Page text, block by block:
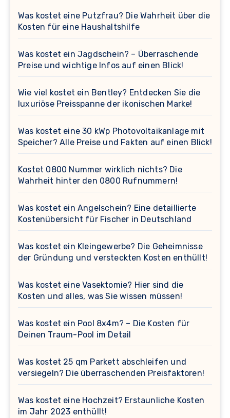
Was kostet eine Putzfrau? Die Wahrheit über die
Kosten für eine Haushaltshilfe
Was kostet ein Jagdschein? – Überraschende
Preise und wichtige Infos auf einen Blick!
Wie viel kostet ein Bentley? Entdecken Sie die
luxuriöse Preisspanne der ikonischen Marke!
Was kostet eine 30 kWp Photovoltaikanlage mit
Speicher? Alle Preise und Fakten auf einen Blick!
Kostet 0800 Nummer wirklich nichts? Die
Wahrheit hinter den 0800 Rufnummern!
Was kostet ein Angelschein? Eine detaillierte
Kostenübersicht für Fischer in Deutschland
Was kostet ein Kleingewerbe? Die Geheimnisse
der Gründung und versteckten Kosten enthüllt!
Was kostet eine Vasektomie? Hier sind die
Kosten und alles, was Sie wissen müssen!
Was kostet ein Pool 8x4m? – Die Kosten für
Deinen Traum-Pool im Detail
Was kostet 25 qm Parkett abschleifen und
versiegeln? Die überraschenden Preisfaktoren!
Was kostet eine Hochzeit? Erstaunliche Kosten
im Jahr 2023 enthüllt!